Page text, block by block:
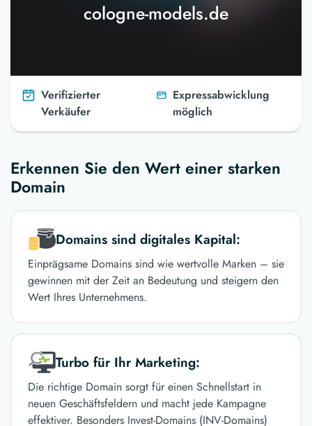
cologne-models.de
Verifizierter
Verkäufer
Expressabwicklung
möglich
Erkennen Sie den Wert einer starken
Domain
Domains sind digitales Kapital:
Einprägsame Domains sind wie wertvolle Marken – sie
gewinnen mit der Zeit an Bedeutung und steigern den
Wert Ihres Unternehmens.
Turbo für Ihr Marketing:
Die richtige Domain sorgt für einen Schnellstart in
neuen Geschäftsfeldern und macht jede Kampagne
effektiver. Besonders Invest-Domains (INV-Domains)